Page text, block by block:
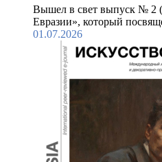
Вышел в свет выпуск № 2
Евразии», который
01.07.2026